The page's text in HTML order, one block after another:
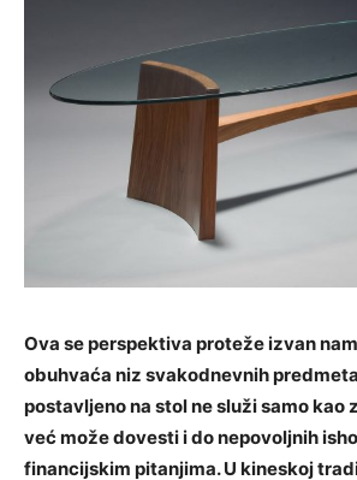
Ova se perspektiva proteže izvan
obuhvaća niz svakodnevnih
postavljeno na stol ne služi samo kao
već može dovesti i do nepovoljnih
financijskim pitanjima. U kineskoj